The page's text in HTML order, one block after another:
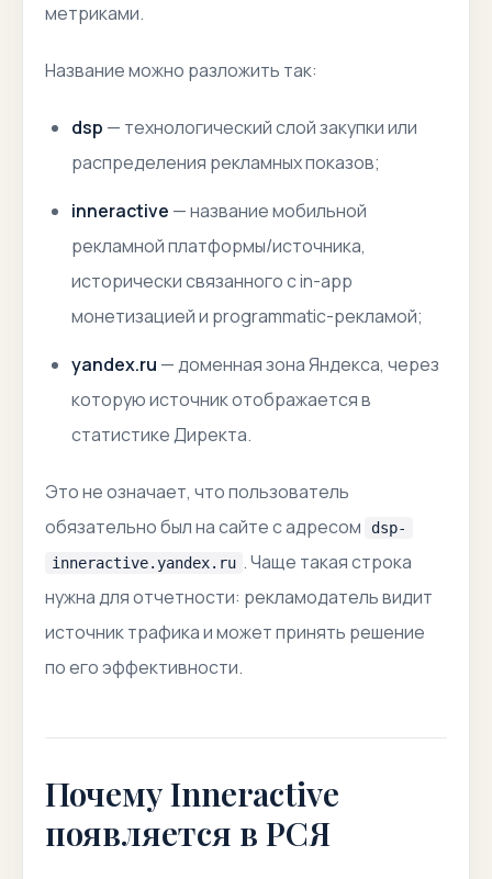
метриками.
Название можно разложить так:
dsp — технологический слой закупки или
распределения рекламных показов;
inneractive — название мобильной
рекламной платформы/источника,
исторически связанного с in-app
монетизацией и programmatic-рекламой;
yandex.ru — доменная зона Яндекса, через
которую источник отображается в
статистике Директа.
Это не означает, что пользователь
обязательно был на сайте с адресом
dsp-
inneractive.yandex.ru . Чаще такая строка
нужна для отчетности: рекламодатель видит
источник трафика и может принять решение
по его эффективности.
Почему Inneractive
появляется в РСЯ